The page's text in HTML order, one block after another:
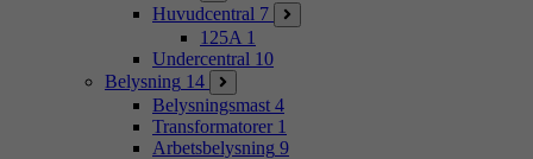
Huvudcentral 7
125A 1
Undercentral 10
Belysning 14
Belysningsmast 4
Transformatorer 1
Arbetsbelysning 9